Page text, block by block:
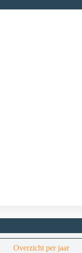
Overzicht per jaar